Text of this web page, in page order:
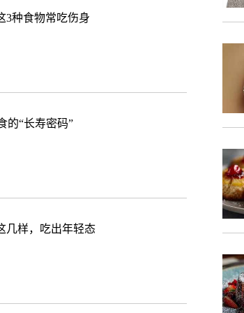
3种食物常吃伤身
的“长寿密码”
几样，吃出年轻态